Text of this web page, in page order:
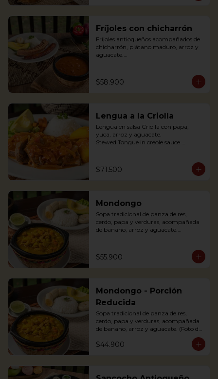
Fríjoles con chicharrón
Fríjoles antioqueños acompañados de
chicharrón, plátano maduro, arroz y
aguacate.
sweet plantain.
$58.900
Lengua a la Criolla
Lengua en salsa Criolla con papa,
yuca, arroz y aguacate.
Stewed Tongue in creole sauce
$71.500
Mondongo
Sopa tradicional de panza de res,
cerdo, papa y verduras, acompañada
de banano, arroz y aguacate.
vegetables. Accompanied with
banana, rice and avocado. You can add
$55.900
Mondongo - Porción
Reducida
Sopa tradicional de panza de res,
cerdo, papa y verduras, acompañada
de banano, arroz y aguacate. (Foto de
Mondongo is a traditional soup with
some lemon and coriander if you wish.
$44.900